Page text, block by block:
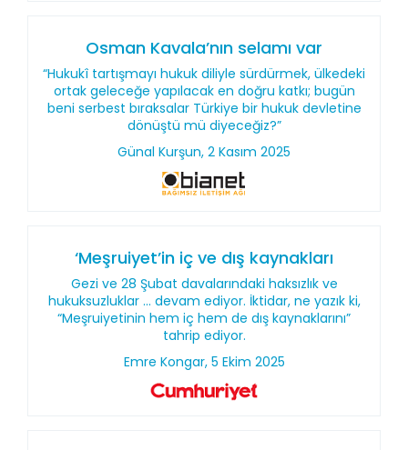
Osman Kavala’nın selamı var
“Hukukî tartışmayı hukuk diliyle sürdürmek, ülkedeki
ortak geleceğe yapılacak en doğru katkı; bugün
beni serbest bıraksalar Türkiye bir hukuk devletine
dönüştü mü diyeceğiz?”
Günal Kurşun, 2 Kasım 2025
‘Meşruiyet’in iç ve dış kaynakları
Gezi ve 28 Şubat davalarındaki haksızlık ve
hukuksuzluklar ... devam ediyor. İktidar, ne yazık ki,
“Meşruiyetinin hem iç hem de dış kaynaklarını”
tahrip ediyor.
Emre Kongar, 5 Ekim 2025